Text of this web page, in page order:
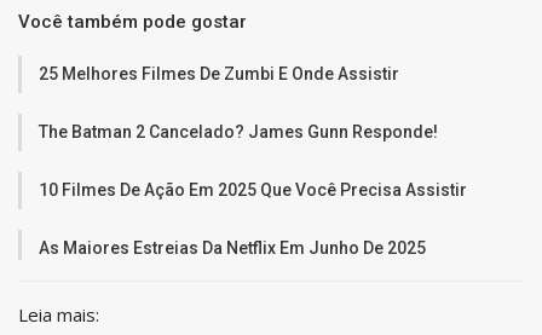
Você também pode gostar
25 Melhores Filmes De Zumbi E Onde Assistir
The Batman 2 Cancelado? James Gunn Responde!
10 Filmes De Ação Em 2025 Que Você Precisa Assistir
As Maiores Estreias Da Netflix Em Junho De 2025
Leia mais: